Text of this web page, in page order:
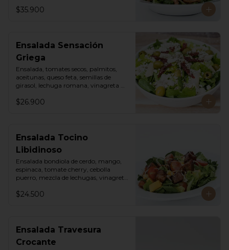
$35.900
Ensalada Sensación
Griega
Ensalada, tomates secos, palmitos,
aceitunas, queso feta, semillas de
girasol, lechuga romana, vinagreta
$26.900
Ensalada Tocino
Libidinoso
Ensalada bondiola de cerdo, mango,
espinaca, tomate cherry, cebolla
puerro, mezcla de lechugas, vinagreta
$24.500
Ensalada Travesura
Crocante